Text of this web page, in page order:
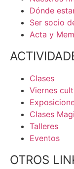
Dónde
Ser socio
Acta y
Clases
Viernes
Clases
Talleres
Eventos
OTROS